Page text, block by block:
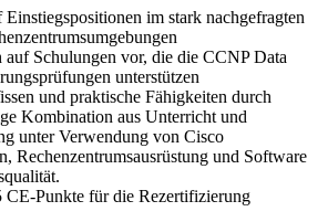
im stark nachgefragten
auf Schulungen vor, die die CCNP Data
unterstützen
und praktische Fähigkeiten durch
Kombination aus Unterricht und
unter Verwendung von Cisco
Rechenzentrumsausrüstung und Software
CE-Punkte für die Rezertifizierung